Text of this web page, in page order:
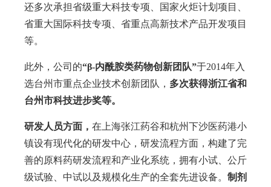
还多次承担省级重大科技专项、国家火炬计划项目、
省重大国际科技专项、省重点高新技术产品开发项目
等。
此外，公司的“β-内酰胺类药物创新团队”于2014年入
选台州市重点企业技术创新团队， 多次获得浙江省和
台州市科技进步奖等。
研发人员方面， 在上海张江药谷和杭州下沙医药港小
镇设有现代化的研发中心，研发流程方面，构建了完
善的原料药研发流程和产业化系统，拥有小试、公斤
级试验、中试以及规模化生产的全套先进设备。 制剂